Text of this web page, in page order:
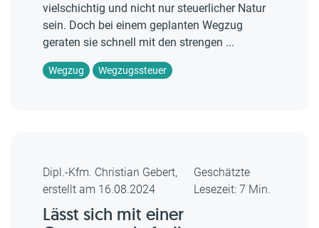
vielschichtig und nicht nur steuerlicher Natur
sein. Doch bei einem geplanten Wegzug
geraten sie schnell mit den strengen ...
Wegzug Wegzugssteuer
Dipl.-Kfm. Christian Gebert,
erstellt am 16.08.2024
Geschätzte
Lesezeit: 7 Min.
Lässt sich mit einer